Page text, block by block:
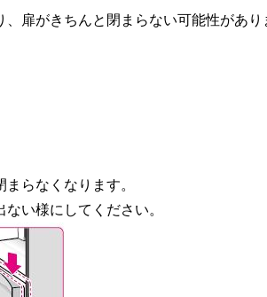
扉がきちんと閉まらない可能性があ
らなくなります。
い様にしてください。